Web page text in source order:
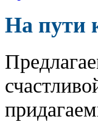
На пути